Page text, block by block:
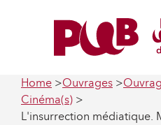
Home Ouvrages
Cinéma(s)
L'insurrection médiatique.